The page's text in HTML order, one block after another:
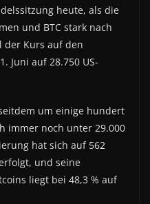
heute, als die
und BTC stark nach
der Kurs auf den
Juni auf 28.750 US-
um einige hundert
immer noch unter 29.000
hat sich auf 562
und seine
liegt bei 48,3 % auf